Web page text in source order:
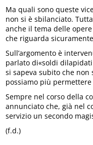
Ma quali sono queste
non si è sbilanciato.
anche il tema delle
che riguarda
Sull’argomento è
parlato di«soldi
si sapeva subito che non
possiamo più permettere
Sempre nel corso della
annunciato che, già nel
servizio un secondo
(f.d.)